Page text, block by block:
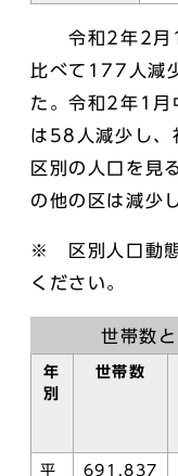
令和2年2月1
比べて177人減
た。令和2年1月
は58人減少し、
区別の人口を見
の他の区は減少
※ 区別人口動態
ください。
世帯数
年
別
世帯数
平
691,837